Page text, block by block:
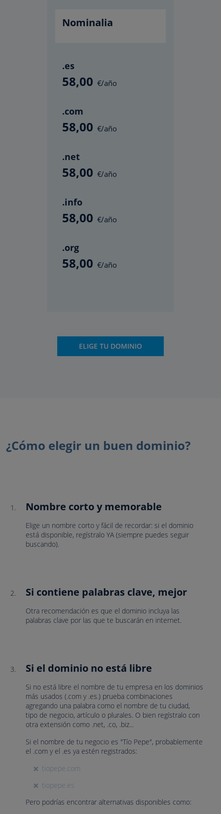
Nominalia
.es
58,00 €/año
.com
58,00 €/año
.net
58,00 €/año
.info
58,00 €/año
.org
58,00 €/año
ELIGE TU DOMINIO
¿Cómo elegir un buen dominio?
Nombre corto y memorable
Elige un nombre corto y fácil de recordar: si el dominio
está disponible, regístralo YA (siempre puedes seguir
buscando).
Si contiene palabras clave, mejor
Otra recomendación es que el dominio incluya las
palabras clave por las que te buscarán en internet.
Si el dominio no está libre
Si no está libre el nombre de tu empresa en los dominios
más usados (.com y .es.) prueba combinaciones
agregando una palabra como el nombre de tu ciudad,
tipo de negocio, artículo o plurales. O bien regístralo con
otra extensión como .net, .co, .biz...
Si el nombre de tu negocio es "Tío Pepe", probablemente
el .com y el .es ya estén registrados:
tiopepe.com
tiopepe.es
Pero podrías encontrar alternativas disponibles como: